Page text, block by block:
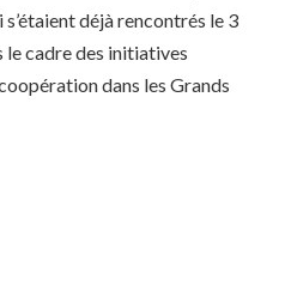
déjà rencontrés le 3
cadre des initiatives
dans les Grands